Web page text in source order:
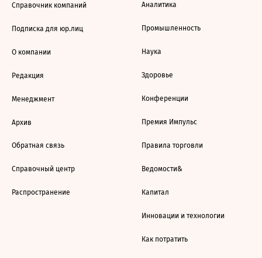
Справочник компаний
Подписка для юр.лиц
О компании
Редакция
Менеджмент
Архив
Обратная связь
Справочный центр
Распространение
Аналитика
Промышленность
Наука
Здоровье
Конференции
Премия Импульс
Правила торговли
Ведомости&
Капитал
Инновации и технологии
Как потратить